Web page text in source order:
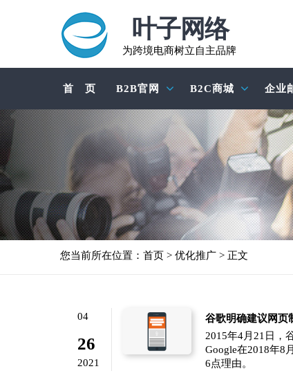
叶子网络
为跨境电商树立自主品牌
首 页 B2B官网 B2C商城 企业
您当前所在位置： 首页 > 优化推广 > 正文
04
26
2021
谷歌明确建议网页
2015年4月21日，
Google在2018年8
6点理由。